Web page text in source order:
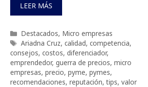
LEER MÁS
Categorías
Destacados, Micro empresas
Etiquetas
Ariadna Cruz, calidad, competencia,
consejos, costos, diferenciador,
emprendedor, guerra de precios, micro
empresas, precio, pyme, pymes,
recomendaciones, reputación,tips, valor